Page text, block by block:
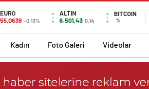
EURO
55,0639 -0.13%
ALTIN
6.501,43 0,14
BITCOIN
%
Kadın Foto Galeri Videolar